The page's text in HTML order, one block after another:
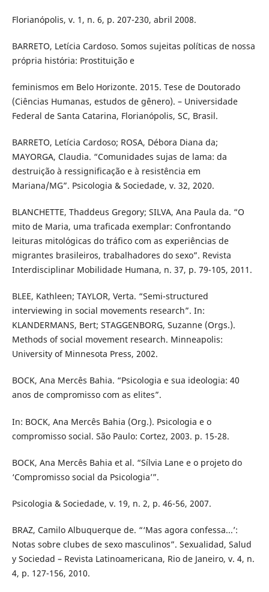
Florianópolis, v. 1, n. 6, p. 207-230, abril 2008.
BARRETO, Letícia Cardoso. Somos sujeitas políticas de nossa
própria história: Prostituição e
feminismos em Belo Horizonte. 2015. Tese de Doutorado
(Ciências Humanas, estudos de gênero). – Universidade
Federal de Santa Catarina, Florianópolis, SC, Brasil.
BARRETO, Letícia Cardoso; ROSA, Débora Diana da;
MAYORGA, Claudia. “Comunidades sujas de lama: da
destruição à ressignificação e à resistência em
Mariana/MG”. Psicologia & Sociedade, v. 32, 2020.
BLANCHETTE, Thaddeus Gregory; SILVA, Ana Paula da. “O
mito de Maria, uma traficada exemplar: Confrontando
leituras mitológicas do tráfico com as experiências de
migrantes brasileiros, trabalhadores do sexo”. Revista
Interdisciplinar Mobilidade Humana, n. 37, p. 79-105, 2011.
BLEE, Kathleen; TAYLOR, Verta. “Semi-structured
interviewing in social movements research”. In:
KLANDERMANS, Bert; STAGGENBORG, Suzanne (Orgs.).
Methods of social movement research. Minneapolis:
University of Minnesota Press, 2002.
BOCK, Ana Mercês Bahia. “Psicologia e sua ideologia: 40
anos de compromisso com as elites”.
In: BOCK, Ana Mercês Bahia (Org.). Psicologia e o
compromisso social. São Paulo: Cortez, 2003. p. 15-28.
BOCK, Ana Mercês Bahia et al. “Sílvia Lane e o projeto do
‘Compromisso social da Psicologia’”.
Psicologia & Sociedade, v. 19, n. 2, p. 46-56, 2007.
BRAZ, Camilo Albuquerque de. “‘Mas agora confessa...’:
Notas sobre clubes de sexo masculinos”. Sexualidad, Salud
y Sociedad – Revista Latinoamericana, Rio de Janeiro, v. 4, n.
4, p. 127-156, 2010.